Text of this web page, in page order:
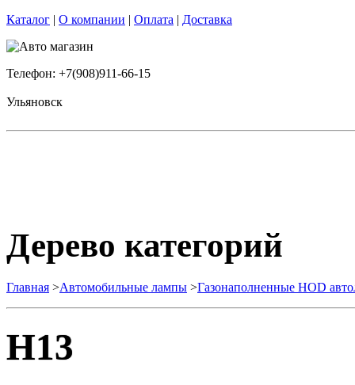
Каталог | О компании | Оплата | Доставка
Телефон: +7(908)911-66-15
Ульяновск
Дерево категорий
Главная >Автомобильные лампы >Газонаполненные HOD
H13